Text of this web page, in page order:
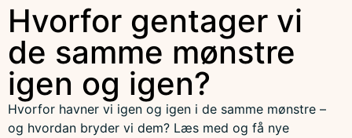
Hvorfor gentager vi
de samme mønstre
igen og igen?
Hvorfor havner vi igen og igen i de samme mønstre –
og hvordan bryder vi dem? Læs med og få nye